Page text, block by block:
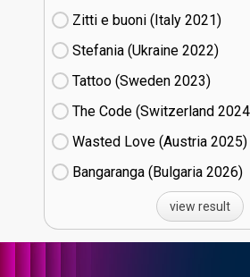
Zitti e buoni​ (Italy
21)
Stefania (Ukraine
22)
Tattoo (Sweden
23)
The Code (Switzerland
Wasted Love (Austria
25)
Bangaranga (Bulgaria
26)
view result